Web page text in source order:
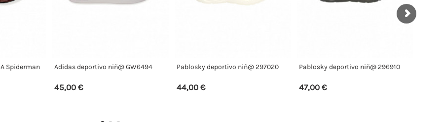
CHUCHES deportivo CHST-6001
Pablosky deportivo SAX 210800
Pablosky deportivo SAX 210610
Pablosky